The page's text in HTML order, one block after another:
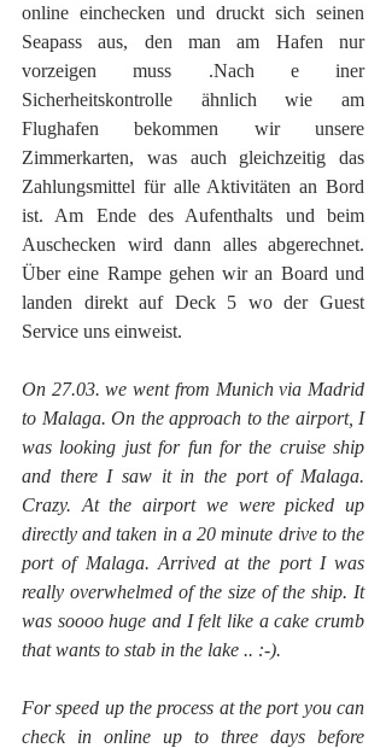
online einchecken und druckt sich seinen
Seapass aus, den man am Hafen nur
vorzeigen muss .Nach e iner
Sicherheitskontrolle ähnlich wie am
Flughafen bekommen wir unsere
Zimmerkarten, was auch gleichzeitig das
Zahlungsmittel für alle Aktivitäten an Bord
ist. Am Ende des Aufenthalts und beim
Auschecken wird dann alles abgerechnet.
Über eine Rampe gehen wir an Board und
landen direkt auf Deck 5 wo der Guest
Service uns einweist.
On 27.03. we went from Munich via Madrid
to Malaga. On the approach to the airport, I
was looking just for fun for the cruise ship
and there I saw it in the port of Malaga.
Crazy. At the airport we were picked up
directly and taken in a 20 minute drive to the
port of Malaga. Arrived at the port I was
really overwhelmed of the size of the ship. It
was soooo huge and I felt like a cake crumb
that wants to stab in the lake .. :-).
For speed up the process at the port you can
check in online up to three days before